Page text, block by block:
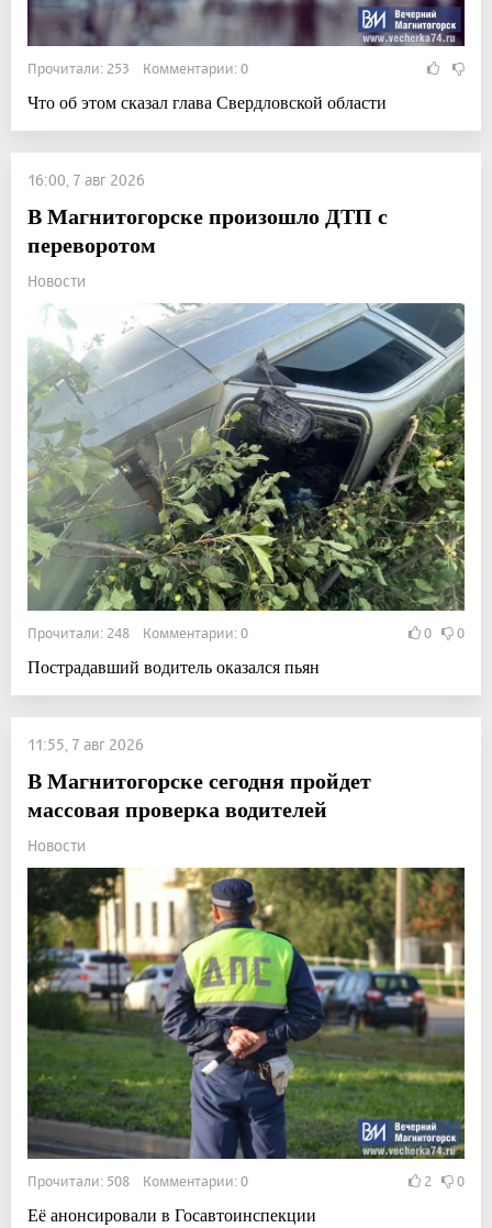
Прочитали: 253 Комментарии: 0
Что об этом сказал глава Свердловской области
16:00, 7 авг 2026
В Магнитогорске произошло ДТП с
переворотом
Новости
Прочитали: 248 Комментарии: 0 0 0
Пострадавший водитель оказался пьян
11:55, 7 авг 2026
В Магнитогорске сегодня пройдет
массовая проверка водителей
Новости
Прочитали: 508 Комментарии: 0 2 0
Её анонсировали в Госавтоинспекции